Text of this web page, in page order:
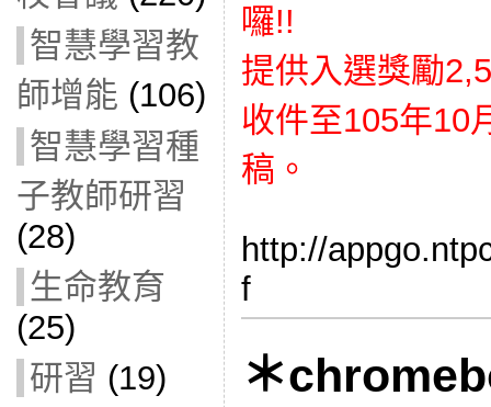
智慧學習教
師增能 (106)
智慧學習種
子教師研習
(28)
生命教育
(25)
研習 (19)
囉!!
提供入選獎勵
收件至105年10
稿。
http://
f
＊